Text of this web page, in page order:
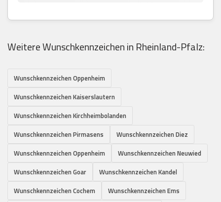
Weitere Wunschkennzeichen in Rheinland-Pfalz:
Wunschkennzeichen Oppenheim
Wunschkennzeichen Kaiserslautern
Wunschkennzeichen Kirchheimbolanden
Wunschkennzeichen Pirmasens
Wunschkennzeichen Diez
Wunschkennzeichen Oppenheim
Wunschkennzeichen Neuwied
Wunschkennzeichen Goar
Wunschkennzeichen Kandel
Wunschkennzeichen Cochem
Wunschkennzeichen Ems